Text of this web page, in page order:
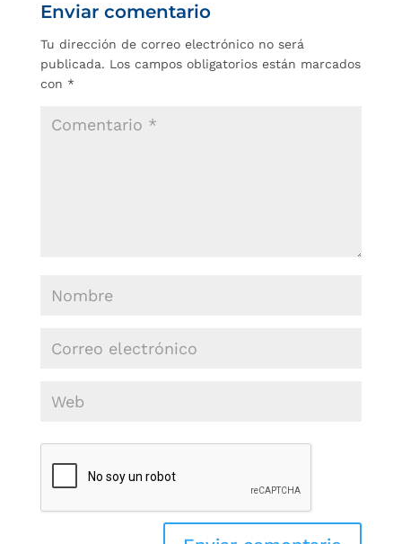
Enviar comentario
Tu dirección de correo electrónico no será
publicada. Los campos obligatorios están marcados
con *